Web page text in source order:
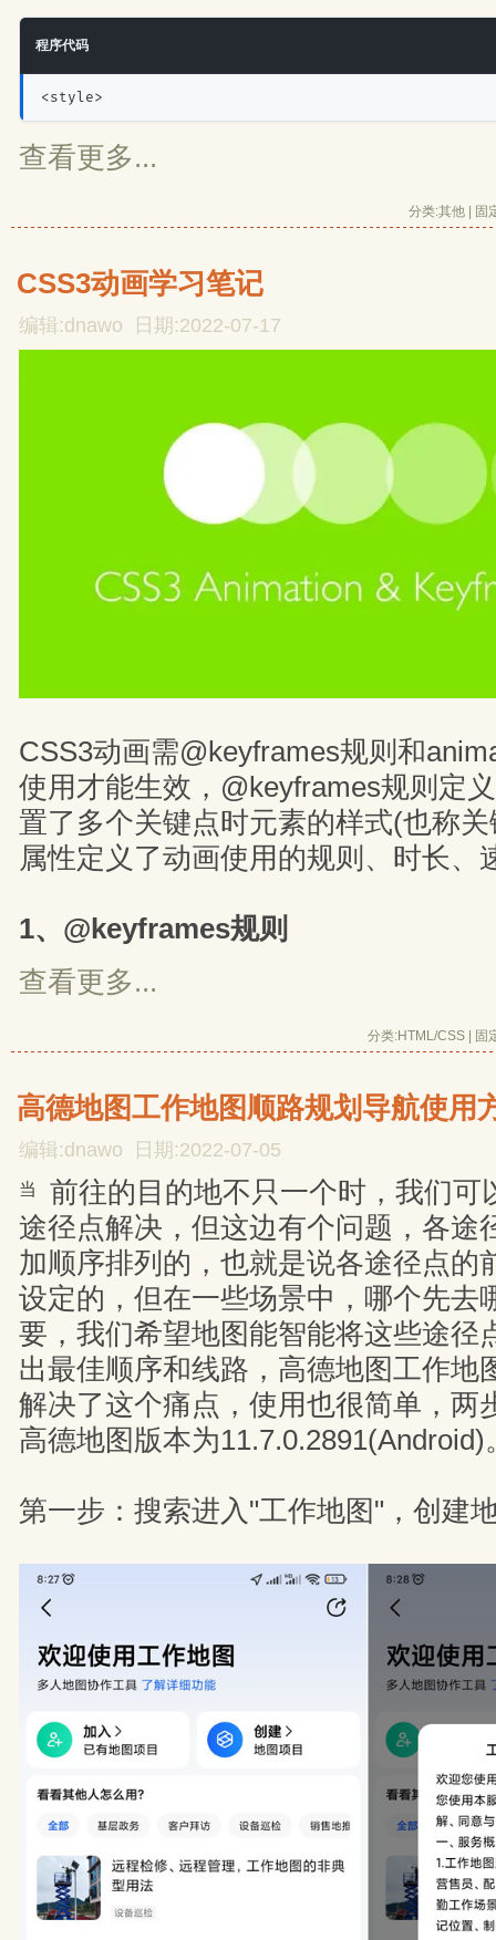
程序代码
<style>
查看更多...
分类:其他 固
CSS3动画学习笔记
编辑:dnawo 日期:2022-07-17
CSS3动画需@keyframes规则和
使用才能生效，@keyframes规则定
置了多个关键点时元素的样式(也称
属性定义了动画使用的规则、时长、
1、@keyframes规则
查看更多...
分类:HTML/CSS 固
高德地图工作地图顺路规划导航使用
编辑:dnawo 日期:2022-07-05
当
前往的目的地不只一个时，我们可
途径点解决，但这边有个问题，各途
加顺序排列的，也就是说各途径点的
设定的，但在一些场景中，哪个先去
要，我们希望地图能智能将这些途径
出最佳顺序和线路，高德地图工作地
解决了这个痛点，使用也很简单，两
高德地图版本为11.7.0.2891(Android)
第一步：搜索进入"工作地图"，创建